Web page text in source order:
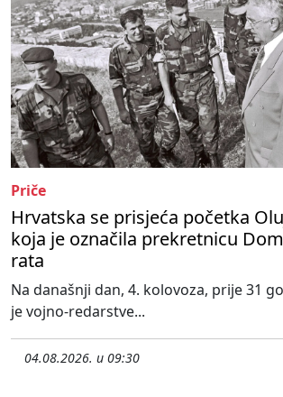
Priče
Hrvatska se prisjeća početka
koja je označila prekretnicu
rata
Na današnji dan, 4. kolovoza, prije 31
je vojno-redarstve...
04.08.2026. u 09:30